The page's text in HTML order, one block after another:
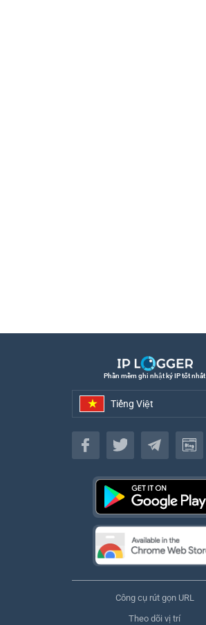
Phần mềm ghi nhật ký IP tốt nhất
Tiếng Việt
Tiếng Việt
Công cụ rút gọn URL
Theo dõi vị trí